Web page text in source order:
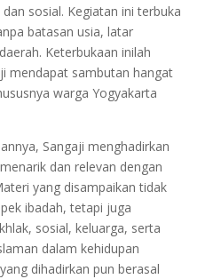
sosial. Kegiatan ini terbuka
batasan usia, latar
Keterbukaan inilah
mendapat sambutan hangat
warga Yogyakarta
Sangaji menghadirkan
dan relevan dengan
yang disampaikan tidak
ibadah, tetapi juga
sosial, keluarga, serta
dalam kehidupan
dihadirkan pun berasal